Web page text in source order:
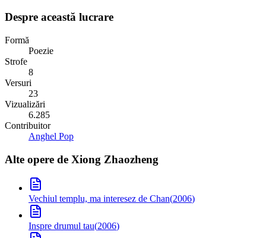
Despre această lucrare
Formă
Poezie
Strofe
8
Versuri
23
Vizualizări
6.285
Contribuitor
Anghel Pop
Alte opere de Xiong Zhaozheng
Vechiul templu, ma interesez de Chan(2006)
Inspre drumul tau(2006)